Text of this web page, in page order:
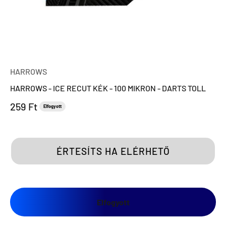
HARROWS
HARROWS - ICE RECUT KÉK - 100 MIKRON - DARTS TOLL
Eladási ár
259 Ft Elfogyott
ÉRTESÍTS HA ELÉRHETŐ
Elfogyott